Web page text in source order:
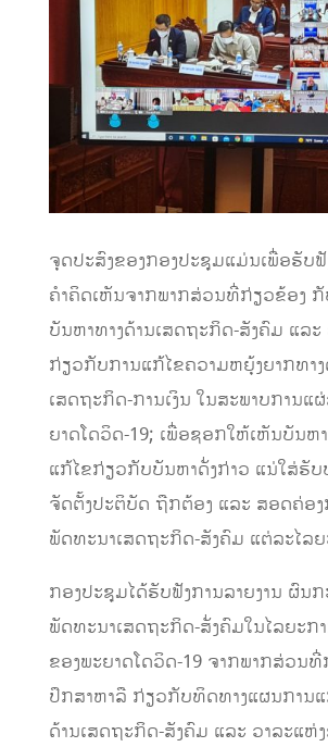
ຈຸດປະສົງຂອງກອງປະຊຸມແມ່ນເພື່ອຮັບ
ຄໍາຄິດເຫັນຈາກພາກສ່ວນທີ່ກ່ຽວຂ້ອງ
ບັນຫາທາງດ້ານເສດຖະກິດ-ສັງຄົມ ແລະ
ກ່ຽວກັບການແກ້ໄຂຄວາມຫຍຸ້ງຍາກທາງ
ເສດຖະກິດ-ການເງິນ ໃນສະພາບການແ
ຍາດໂດວິດ-19; ເພື່ອຊອກໃຫ້ເຫັນບັນຫ
ແກ້ໄຂກ່ຽວກັບບັນຫາດັ່ງກ່າວ ແນ່ໃສ່ຮັ
ຈັດຕັ້ງປະຕິບັດ ຖືກຕ້ອງ ແລະ ສອດຄ່ອ
ພັດທະນາເສດຖະກິດ-ສັງຄົມ ແຕ່ລະໄລ
ກອງປະຊຸມໄດ້ຮັບຟັງການລາຍງານ ຜົນ
ພັດທະນາເສດຖະກິດ-ສັ່ງຄົມໃນໄລຍະກ
ຂອງພະຍາດໂດວິດ-19 ຈາກພາກສ່ວນ
ປຶກສາຫາລື ກ່ຽວກັບທິດທາງແຜນການ
ດ້ານເສດຖະກິດ-ສັງຄົມ ແລະ ວາລະແຫ່